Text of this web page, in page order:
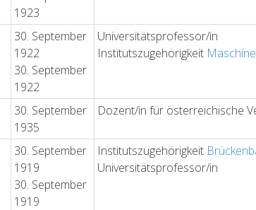
1923
30. September
1922
30. September
1922
Universitätsprofessor/in
Institutszugehörigkeit
30. September
1935
Dozent/in für österreichische
30. September
1919
30. September
1919
Institutszugehörigkeit
Universitätsprofessor/in